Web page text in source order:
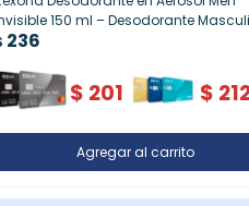
150 ml – Desodorante
236
$ 201 $